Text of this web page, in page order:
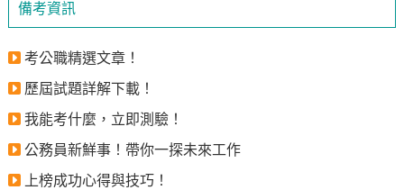
備考資訊
考公職精選文章！
歷屆試題詳解下載！
我能考什麼，立即測驗！
公務員新鮮事！帶你一探未來工作
上榜成功心得與技巧！